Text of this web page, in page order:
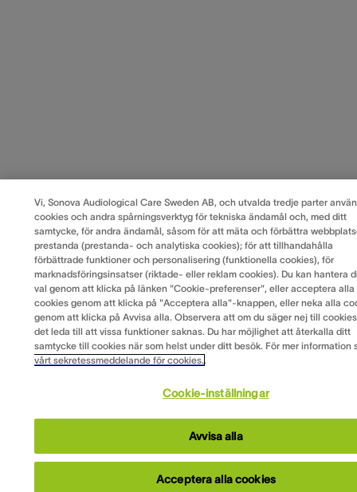
Vi, Sonova Audiological Care Sweden AB, och utvalda tredje parter
cookies och andra spårningsverktyg för tekniska ändamål och, med ditt
samtycke, för andra ändamål, såsom för att mäta och förbättra
prestanda (prestanda- och analytiska cookies); för att tillhandahålla
förbättrade funktioner och personalisering (funktionella cookies), för
marknadsföringsinsatser (riktade- eller reklam cookies). Du kan hantera
val genom att klicka på länken "Cookie-preferenser", eller acceptera alla
cookies genom att klicka på "Acceptera alla"-knappen, eller neka alla
genom att klicka på Avvisa alla. Observera att om du säger nej till
det leda till att vissa funktioner saknas. Du har möjlighet att återkalla ditt
samtycke till cookies när som helst under ditt besök. För mer information
vårt sekretessmeddelande för cookies..
Cookie-inställningar
Avvisa alla
Acceptera alla cookies